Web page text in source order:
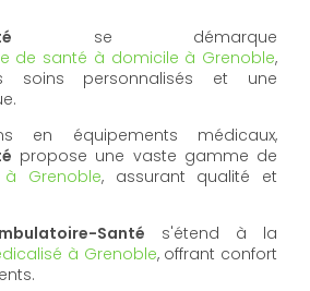
se démarque
de santé à domicile à Grenoble,
soins personnalisés et une
en équipements médicaux,
propose une vaste gamme de
Grenoble, assurant qualité et
Santé s'étend à la
à Grenoble, offrant confort